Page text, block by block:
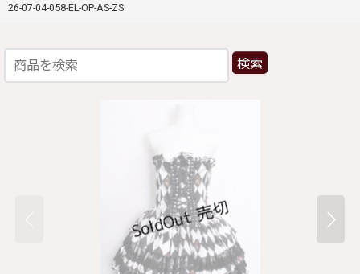
26-07-04-058-EL-OP-AS-ZS
検索